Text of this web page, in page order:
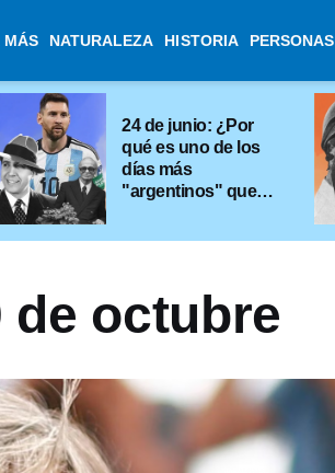
MÁS NATURALEZA HISTORIA PERSONAS
24 de junio: ¿Por
qué es uno de los
días más
"argentinos" que
de octubre